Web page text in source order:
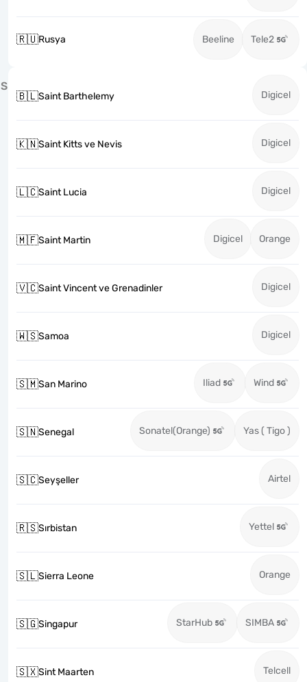
🇷🇺Rusya Beeline Tele2
S
🇧🇱Saint Barthelemy Digicel
🇰🇳Saint Kitts ve Nevis Digicel
🇱🇨Saint Lucia Digicel
🇲🇫Saint Martin Digicel Orange
🇻🇨Saint Vincent ve Grenadinler Digicel
🇼🇸Samoa Digicel
🇸🇲San Marino Iliad Wind
🇸🇳Senegal Sonatel(Orange) Yas ( Tigo )
🇸🇨Seyşeller Airtel
🇷🇸Sırbistan Yettel
🇸🇱Sierra Leone Orange
🇸🇬Singapur StarHub SIMBA
🇸🇽Sint Maarten Telcell